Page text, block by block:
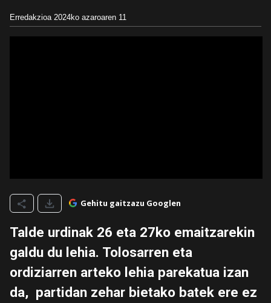
Erredakzioa 2024ko azaroaren 11
Gehitu gaitzazu Googlen
Talde urdinak 26 eta 27ko emaitzarekin
galdu du lehia. Tolosarren eta
ordiziarren arteko lehia parekatua izan
da, partidan zehar bietako batek ere ez